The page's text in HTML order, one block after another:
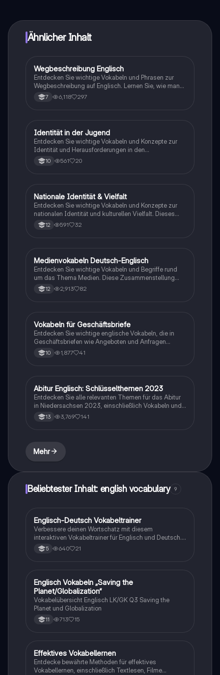
Ähnlicher Inhalt
Englisch
Wegbeschreibung Englisch
Entdecken Sie wichtige Vokabeln und Phrasen zur
Wegbeschreibung auf Englisch. Lernen Sie, wie man
nach dem Weg fragt und Anweisungen gibt,
einschließlich nützlicher Präpositionen und
7 6,118 297
Englisch
Identität in der Jugend
Entdecken Sie wichtige Vokabeln und Konzepte zur
Identität und Herausforderungen in den
Teenagerjahren. Diese Übersicht behandelt Themen
wie Selbstbehauptung, Gruppendruck und die Suche
Erwachsenwerdens auseinandersetzen. Typ:
Vokabelliste.
10 561 20
Englisch
Nationale Identität & Vielfalt
Entdecken Sie wichtige Vokabeln und Konzepte zur
nationalen Identität und kulturellen Vielfalt. Dieses
Material umfasst Begriffe wie Multikulturalismus,
ethnische Identität und Migration, um ein besseres
Prüfungen.
12 591 32
Englisch
Medienvokabeln Deutsch-Englisch
Entdecken Sie wichtige Vokabeln und Begriffe rund
um das Thema Medien. Diese Zusammenstellung
bietet Synonyme und Erklärungen für zentrale
Konzepte wie Kommunikationskanäle, soziale Medien
12 2,913 82
Englisch
Vokabeln für Geschäftsbriefe
Entdecken Sie wichtige englische Vokabeln, die in
Geschäftsbriefen wie Angeboten und Anfragen
verwendet werden. Diese Liste umfasst Begriffe zu
Lieferanten, Preisen, Rabatten und
10 1,877 41
Englisch
Abitur Englisch: Schlüsselthemen 2023
Entdecken Sie alle relevanten Themen für das Abitur
in Niedersachsen 2023, einschließlich Vokabeln und
Konzepten zu Globalisierung, Identität, Apartheid und
mehr. Ideal für die Prüfungsvorbereitung und das
13 3,769 141
Mehr
Beliebtester Inhalt: english vocabulary 9
Englisch
Englisch-Deutsch Vokabeltrainer
Verbessere deinen Wortschatz mit diesem
interaktiven Vokabeltrainer für Englisch und Deutsch.
Ideal für Lernende, die ihre Sprachkenntnisse
vertiefen möchten. Enthält wichtige Vokabeln und
5 640 21
Englisch
Englisch Vokabeln „Saving the
Planet/Globalization“
Vokabelübersicht Englisch LK/GK Q3 Saving the
Planet und Globalization
11 713 15
Englisch
Effektives Vokabellernen
Entdecke bewährte Methoden für effektives
Vokabellernen, einschließlich Textlesen, Filme